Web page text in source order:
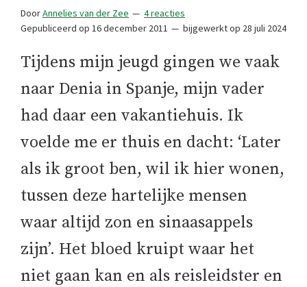
fanaten
DoorAnnelies van der Zee
4 reacties
Gepubliceerd op 16 december 2011 bijgewerkt op 28 juli 2024
Tijdens mijn jeugd gingen we vaak
naar Denia in Spanje, mijn vader
had daar een vakantiehuis. Ik
voelde me er thuis en dacht: ‘Later
als ik groot ben, wil ik hier wonen,
tussen deze hartelijke mensen
waar altijd zon en sinaasappels
zijn’. Het bloed kruipt waar het
niet gaan kan en als reisleidster en